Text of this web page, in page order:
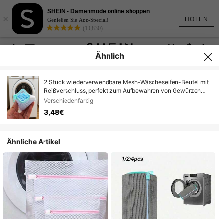
HOLEN
×
SHEIN - Damenmode online shoppen
Genießen Sie App-Special!
(10,830)
Ähnlich
2 Stück wiederverwendbare Mesh-Wäscheseifen-Beutel mit
Reißverschluss, perfekt zum Aufbewahren von Gewürzen
und empfindlichen Artikeln, maschinenwaschbare
Schuhbeutel, Mesh-Aufbewahrungsbeutel für die
Haushaltsorganisation, leichte Reise-Wäschebeutel mit
Verschiedenfarbig
3,48€
Ähnliche Artikel